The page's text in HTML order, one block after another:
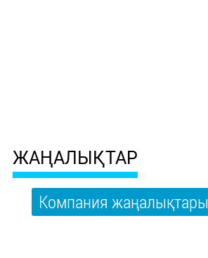
ЖАҢАЛЫҚТАР
Компания жаңалықтары